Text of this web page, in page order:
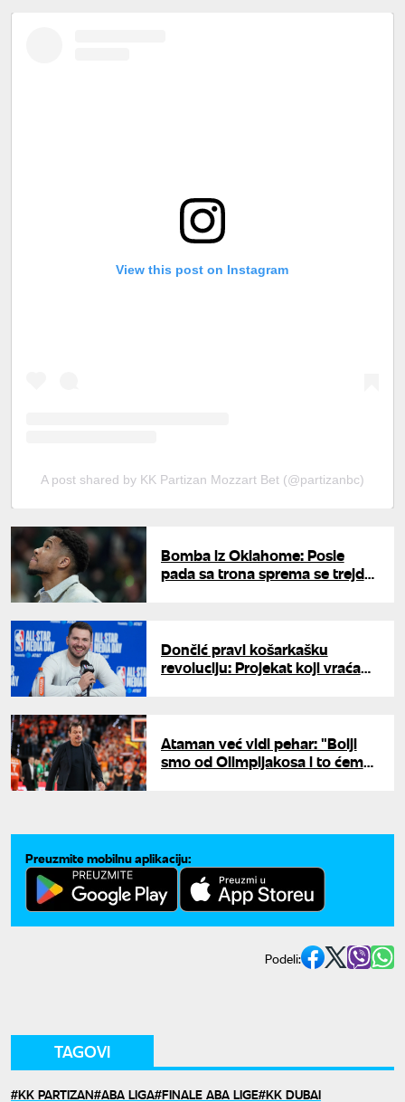
View this post on Instagram
A post shared by KK Partizan Mozzart Bet (@partizanbc)
Bomba iz Oklahome: Posle
pada sa trona sprema se trejd
Dončić pravi košarkašku
revoluciju: Projekat koji vraća
Ataman već vidi pehar: "Bolji
smo od Olimpijakosa i to ćemo
Preuzmite mobilnu aplikaciju:
Podeli:
TAGOVI
KK PARTIZAN ABA LIGA FINALE ABA LIGE KK DUBAI